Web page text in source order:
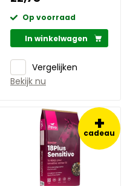
Op voorraad
In winkelwagen
Vergelijken
Bekijk nu
+
cadeau